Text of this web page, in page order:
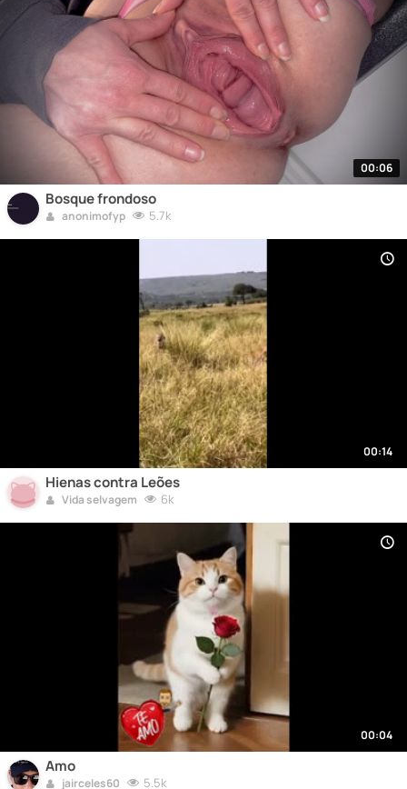
00:06
Bosque frondoso
anonimofyp 5.7k
00:14
Hienas contra Leões
Vida selvagem 6k
00:04
Amo
jairceles60 5.5k